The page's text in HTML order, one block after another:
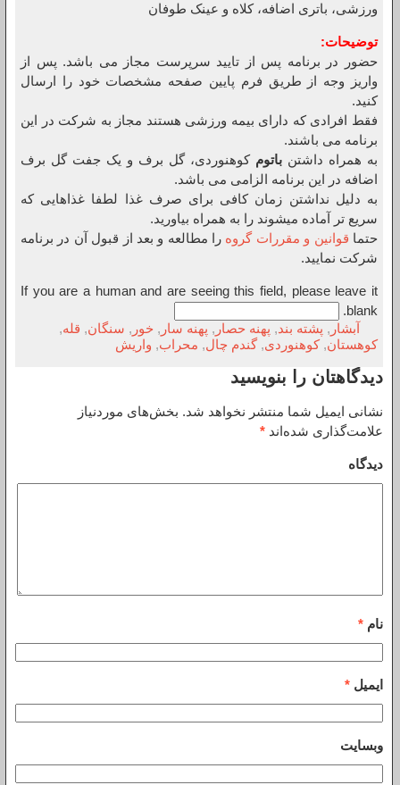
ورزشی، باتری اضافه، کلاه و عینک طوفان
توضیحات:
حضور در برنامه پس از تایید سرپرست مجاز می باشد. پس از
واریز وجه از طریق فرم پایین صفحه مشخصات خود را ارسال
کنید.
فقط افرادی که دارای بیمه ورزشی هستند مجاز به شرکت در این
برنامه می باشند.
به همراه داشتن باتومکوهنوردی، گل برف و یک جفت گل برف
اضافه در این برنامه الزامی می باشد.
به دلیل نداشتن زمان کافی برای صرف غذا لطفا غذاهایی که
سریع تر آماده میشوند را به همراه بیاورید.
حتما قوانین و مقررات گروه را مطالعه و بعد از قبول آن در برنامه
شرکت نمایید.
If you are a human and are seeing this field, please leave it
blank.
آبشار , پشته بند, پهنه حصار , پهنه سار , خور , سنگان, قله,
کوهستان,کوهنوردی,گندم چال, محراب, واریش
دیدگاهتان را بنویسید
نشانی ایمیل شما منتشر نخواهد شد. بخش‌های موردنیاز
علامت‌گذاری شده‌اند *
دیدگاه
نام *
ایمیل *
وبسایت